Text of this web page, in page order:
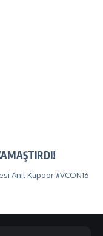
Anil Kapoor #VCON16